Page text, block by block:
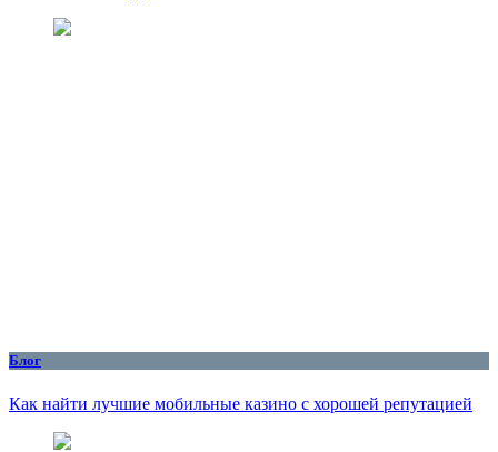
Блог
Как найти лучшие мобильные казино с хорошей репутацией